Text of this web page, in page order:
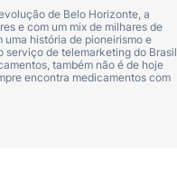
de Belo Horizonte, a
e com um mix de milhares de
uma história de pioneirismo e
serviço de telemarketing do Brasil
também não é de hoje
encontra medicamentos com